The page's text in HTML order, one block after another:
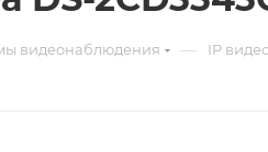
видеонаблюдения — IP